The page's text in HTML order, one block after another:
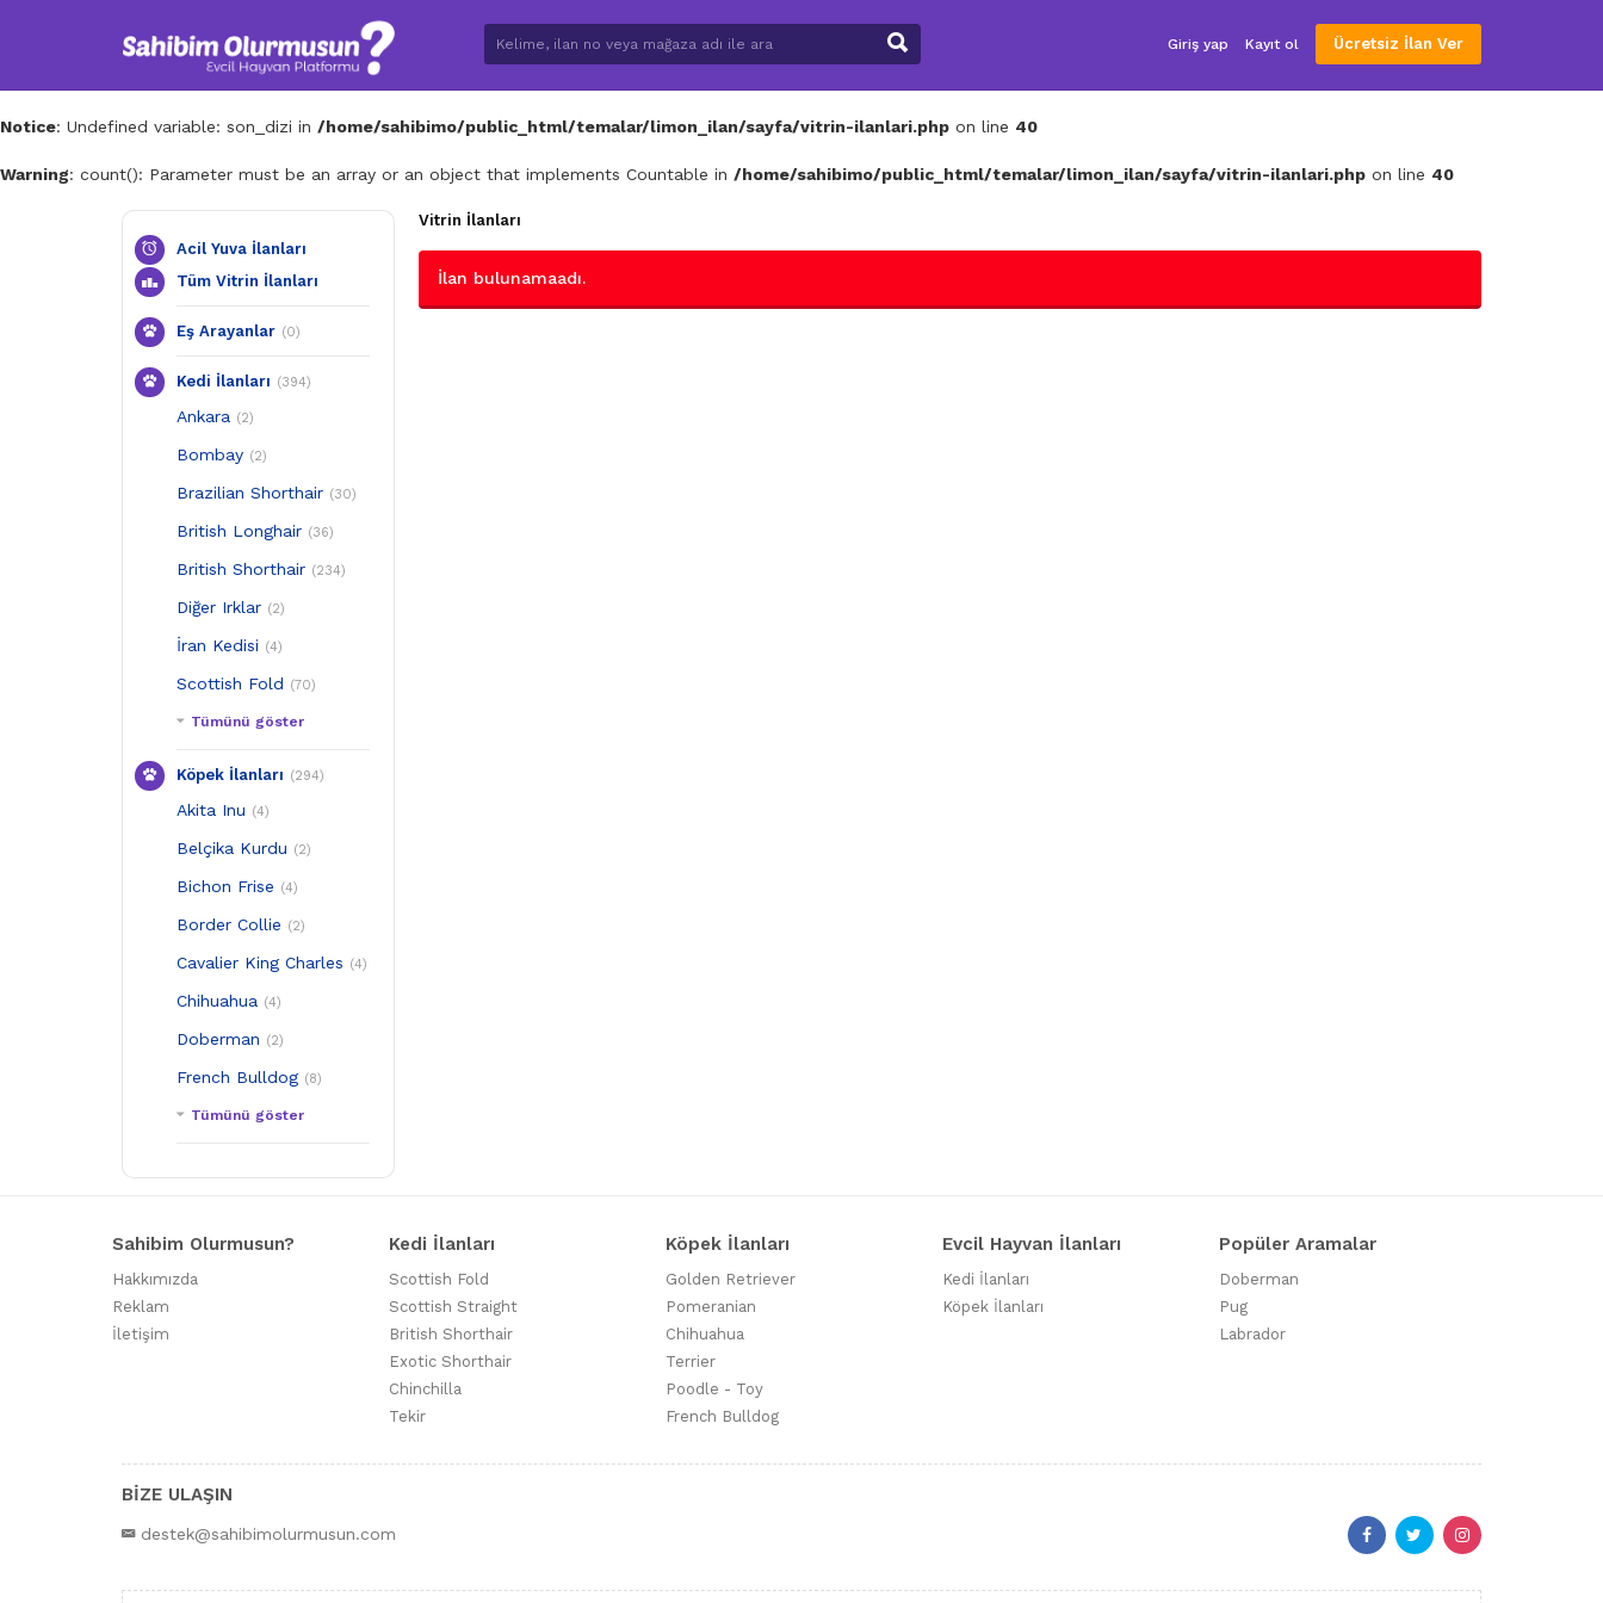
Giriş yap Kayıt ol Ücretsiz İlan Ver
Notice: Undefined variable: son_dizi in /home/sahibimo/public_html/temalar/limon_ilan/sayfa/vitrin-ilanlari.php on line 40
Warning: count(): Parameter must be an array or an object that implements Countable in /home/sahibimo/public_html/temalar/limon_ilan/sayfa/vitrin-ilanlari.php on line 40
Acil Yuva İlanları
Tüm Vitrin İlanları
Eş Arayanlar (0)
Kedi İlanları (394)
Ankara (2)
Bombay (2)
Brazilian Shorthair (30)
British Longhair (36)
British Shorthair (234)
Diğer Irklar (2)
İran Kedisi (4)
Scottish Fold (70)
Tümünü göster
Köpek İlanları (294)
Akita Inu (4)
Belçika Kurdu (2)
Bichon Frise (4)
Border Collie (2)
Cavalier King Charles (4)
Chihuahua (4)
Doberman (2)
French Bulldog (8)
Tümünü göster
Vitrin İlanları
İlan bulunamaadı.
Sahibim Olurmusun?
Hakkımızda
Reklam
İletişim
Kedi İlanları
Scottish Fold
Scottish Straight
British Shorthair
Exotic Shorthair
Chinchilla
Tekir
Köpek İlanları
Golden Retriever
Pomeranian
Chihuahua
Terrier
Poodle - Toy
French Bulldog
Evcil Hayvan İlanları
Kedi İlanları
Köpek İlanları
Popüler Aramalar
Doberman
Pug
Labrador
BİZE ULAŞIN
destek@sahibimolurmusun.com